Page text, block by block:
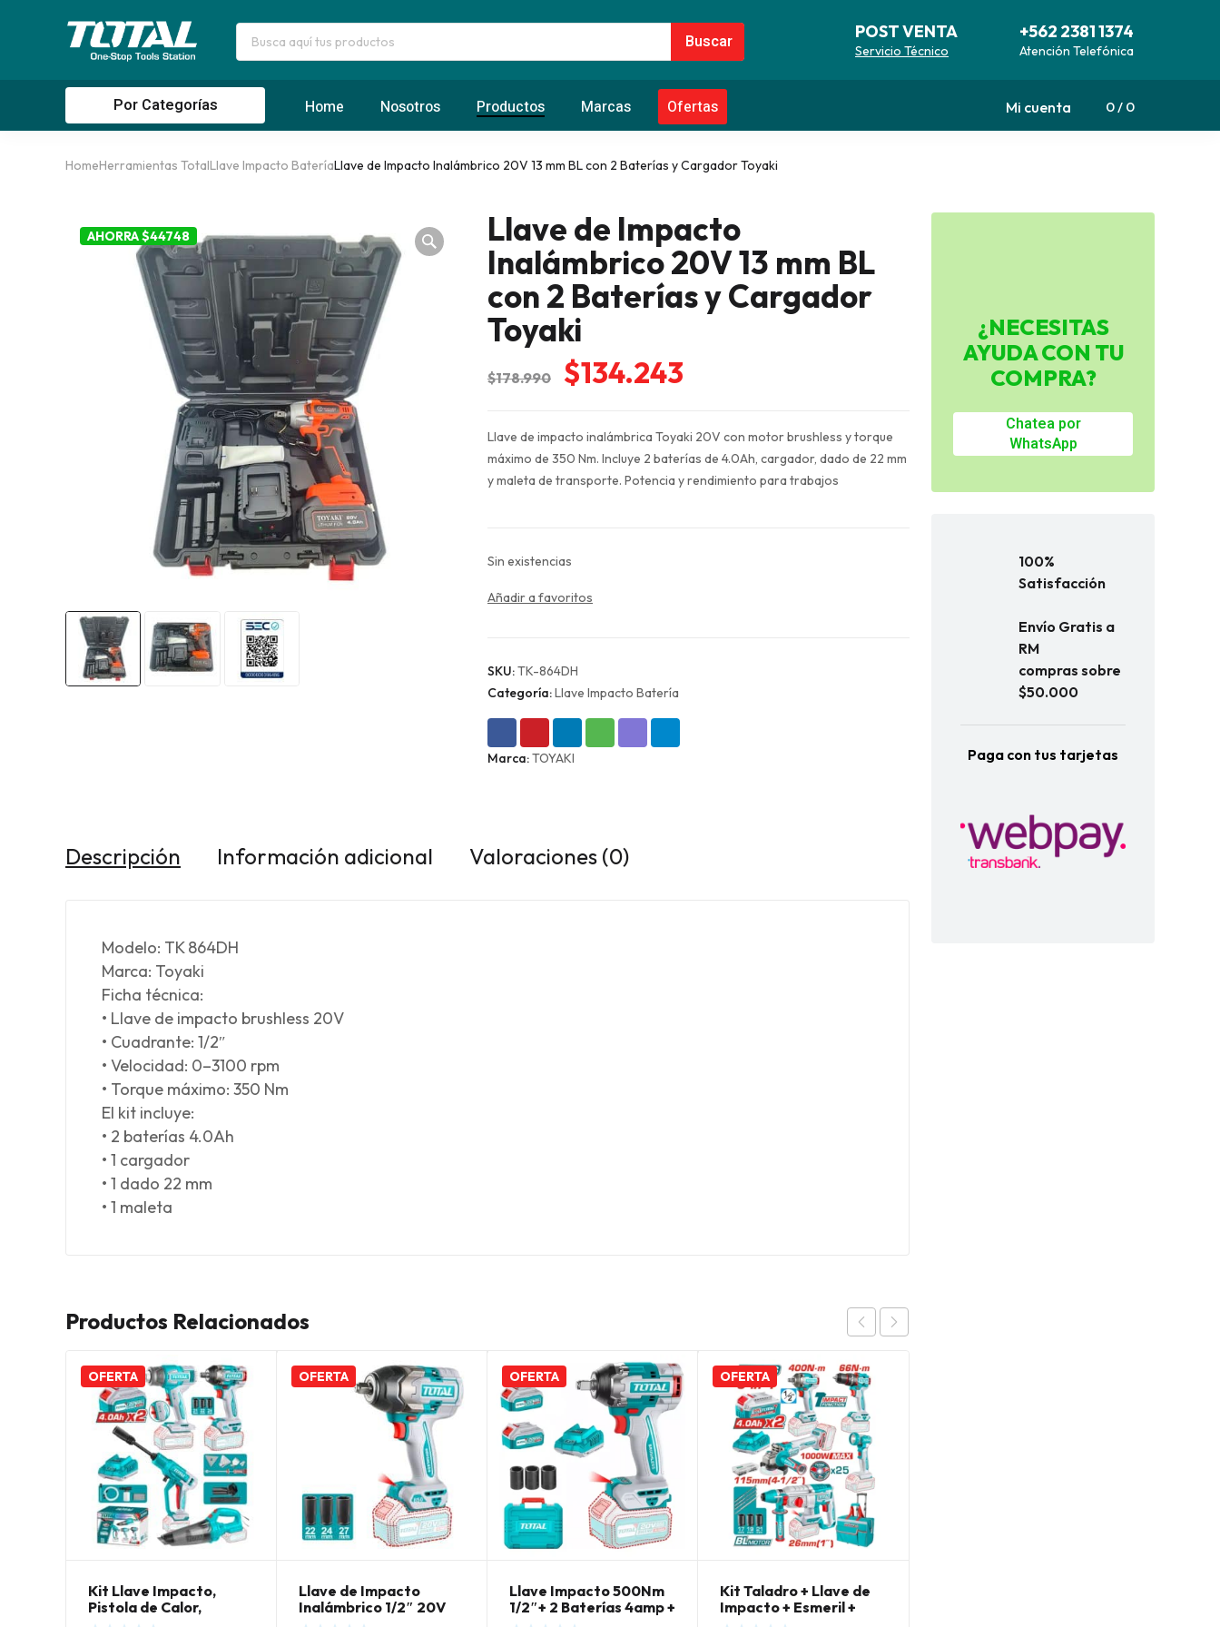
POST VENTA
Servicio Técnico
+562 2381 1374
Atención Telefónica
0 0
Mi cuenta
Por Categorías Home Nosotros Productos Marcas Ofertas
HomeHerramientas TotalLlave Impacto BateríaLlave de Impacto Inalámbrico 20V 13 mm BL con 2 Baterías y Cargador Toyaki
AHORRA $44748
Llave de Impacto
Inalámbrico 20V 13 mm BL
con 2 Baterías y Cargador
Toyaki
$178.990
El
original
era:
$178.990.
$134.243
actual
es:
$134.243.
Llave de impacto inalámbrica Toyaki 20V con motor brushless y torque
máximo de 350 Nm. Incluye 2 baterías de 4.0Ah, cargador, dado de 22 mm
y maleta de transporte. Potencia y rendimiento para trabajos
Sin existencias
Añadir a favoritos
SKU:TK-864DH
Categoría:Llave Impacto Batería
Marca:TOYAKI
Descripción Información adicional Valoraciones (0)
Modelo: TK 864DH
Marca: Toyaki
Ficha técnica:
• Llave de impacto brushless 20V
• Cuadrante: 1/2″
• Velocidad: 0–3100 rpm
• Torque máximo: 350 Nm
El kit incluye:
• 2 baterías 4.0Ah
• 1 cargador
• 1 dado 22 mm
• 1 maleta
Productos Relacionados
OFERTA
Kit Llave Impacto,
Pistola de Calor,
Hidrolavadora y
OFERTA
Llave de Impacto
Inalámbrico 1/2″ 20V
850NM Total
OFERTA
Llave Impacto 500Nm
1/2″+ 2 Baterías 4amp +
Accesorios
OFERTA
Kit Taladro + Llave de
Impacto + Esmeril +
Rotomartillo +
¿NECESITAS
AYUDA CON TU
COMPRA?
Chatea por
WhatsApp
100%
Satisfacción
Envío Gratis a
RM
compras sobre
$50.000
Paga con tus tarjetas